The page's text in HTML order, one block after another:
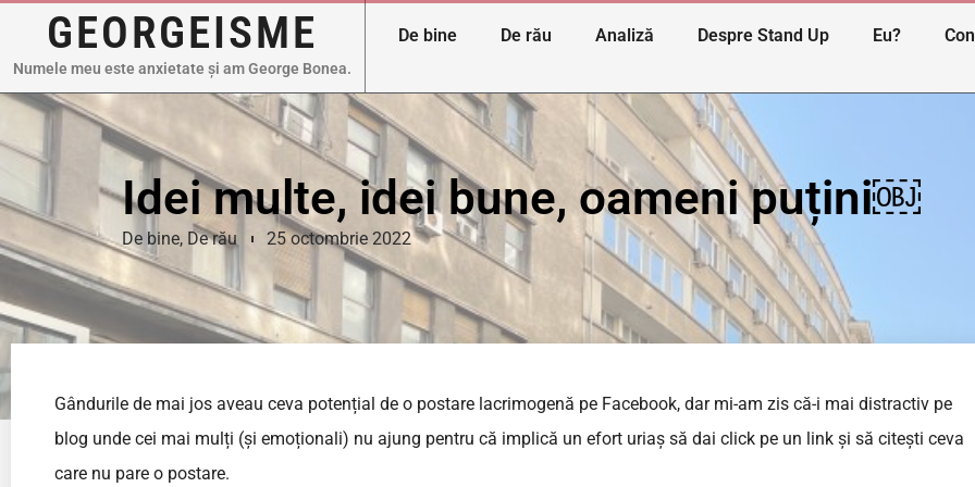
GEORGEISME
Numele meu este anxietate și am George Bonea.
De bine De rău Analiză Despre Stand Up Eu?
Idei multe, idei bune, oameni puțini￼
De bine, De rău 25 octombrie 2022
Gândurile de mai jos aveau ceva potențial de o postare lacrimogenă pe Facebook, dar mi-am zis că-i mai distractiv pe
blog unde cei mai mulți (și emoționali) nu ajung pentru că implică un efort uriaș să dai click pe un link și să citești ceva
care nu pare o postare.